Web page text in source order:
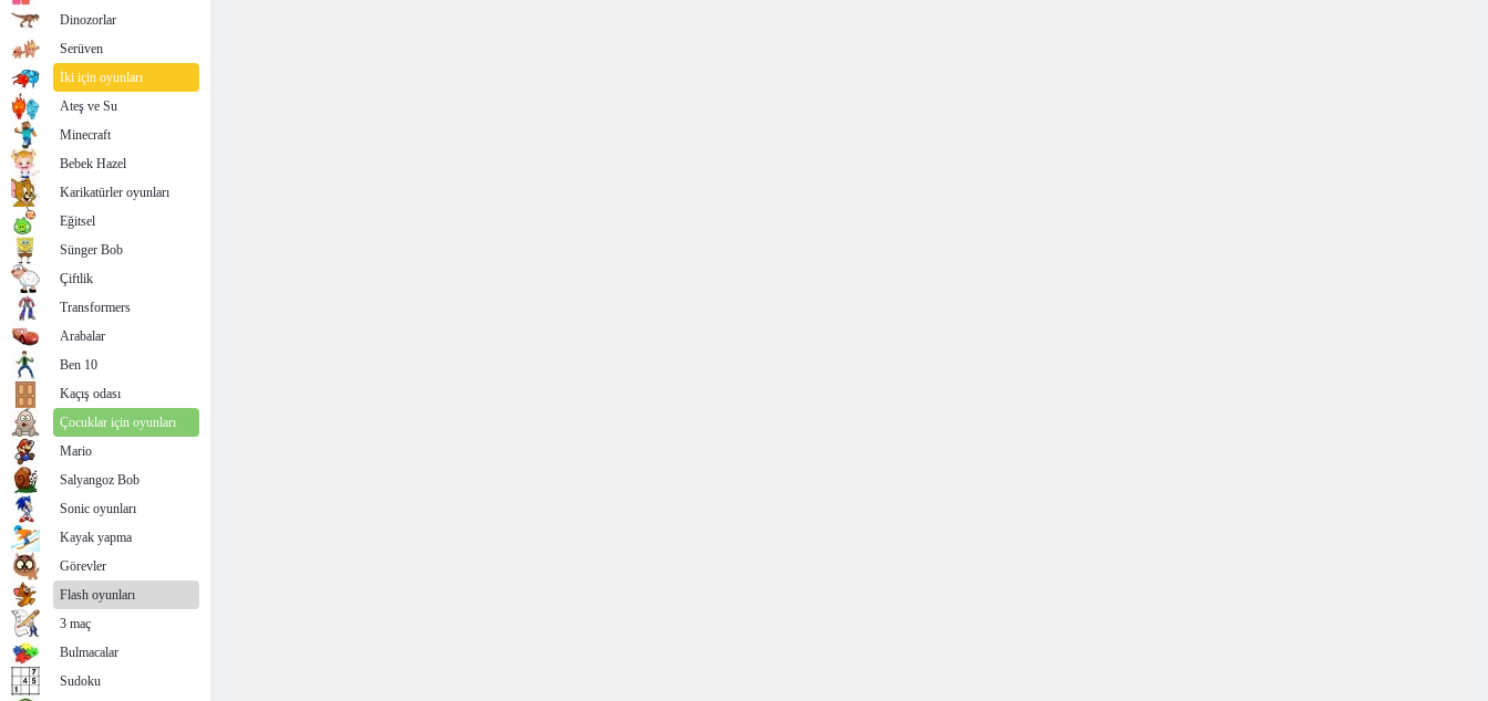
Dinozorlar
Serüven
İki için oyunları
Ateş ve Su
Minecraft
Bebek Hazel
Karikatürler oyunları
Eğitsel
Sünger Bob
Çiftlik
Transformers
Arabalar
Ben 10
Kaçış odası
Çocuklar için oyunları
Mario
Salyangoz Bob
Sonic oyunları
Kayak yapma
Görevler
Flash oyunları
3 maç
Bulmacalar
Sudoku